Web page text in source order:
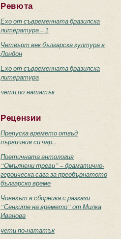
Ревюта
Ехо от съвременната бразилска
литература – 2
Четвърт век българска култура в
Лондон
Ехо от съвременната бразилска
литература
чети по-нататък
Рецензии
Препуска времето отвъд
първичния си чар...
Поетичната антология
“Омълнени треви” – драматично-
героическа сага за преобърнатото
българско време
Човекът в сборника с разкази
“Сенките на времето” от Милка
Иванова
чети по-нататък